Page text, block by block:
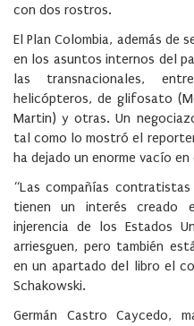
con dos rostros.
El Plan Colombia, además de
en los asuntos internos del
las transnacionales,
helicópteros, de glifosato
Martin) y otras. Un
tal como lo mostró el
ha dejado un enorme vacío
“Las compañías
tienen un interés creado
injerencia de los Estados
arriesguen, pero también
en un apartado del libro el
Schakowski.
Germán Castro Caycedo,